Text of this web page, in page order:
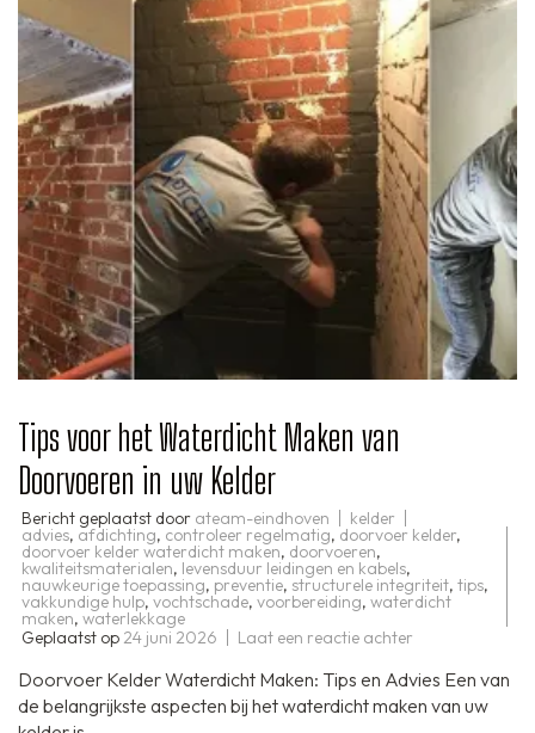
Tips voor het Waterdicht Maken van
Doorvoeren in uw Kelder
Bericht geplaatst door ateam-eindhoven kelder
advies, afdichting, controleer regelmatig, doorvoer kelder,
doorvoer kelder waterdicht maken, doorvoeren,
kwaliteitsmaterialen, levensduur leidingen en kabels,
nauwkeurige toepassing, preventie, structurele integriteit, tips,
vakkundige hulp,vochtschade, voorbereiding, waterdicht
maken, waterlekkage
Geplaatst op 24 juni 2026 Laat een reactie achter
voor
het
Waterdicht
Maken
Doorvoer Kelder Waterdicht Maken: Tips en Advies Een van
de belangrijkste aspecten bij het waterdicht maken van uw